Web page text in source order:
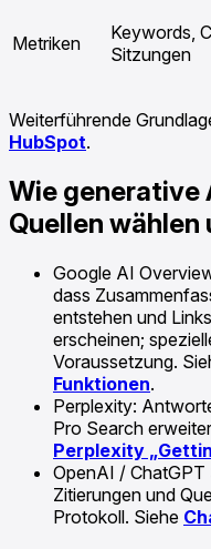
Metriken
Keywords,
Sitzungen
Weiterführende
HubSpot.
Wie
Quellen
Google AI
dass
entstehen und
erscheinen;
Voraussetzung.
Funktionen.
Perplexity:
Pro Search
Perplexity
OpenAI / ChatGPT
Zitierungen und
Protokoll. Siehe